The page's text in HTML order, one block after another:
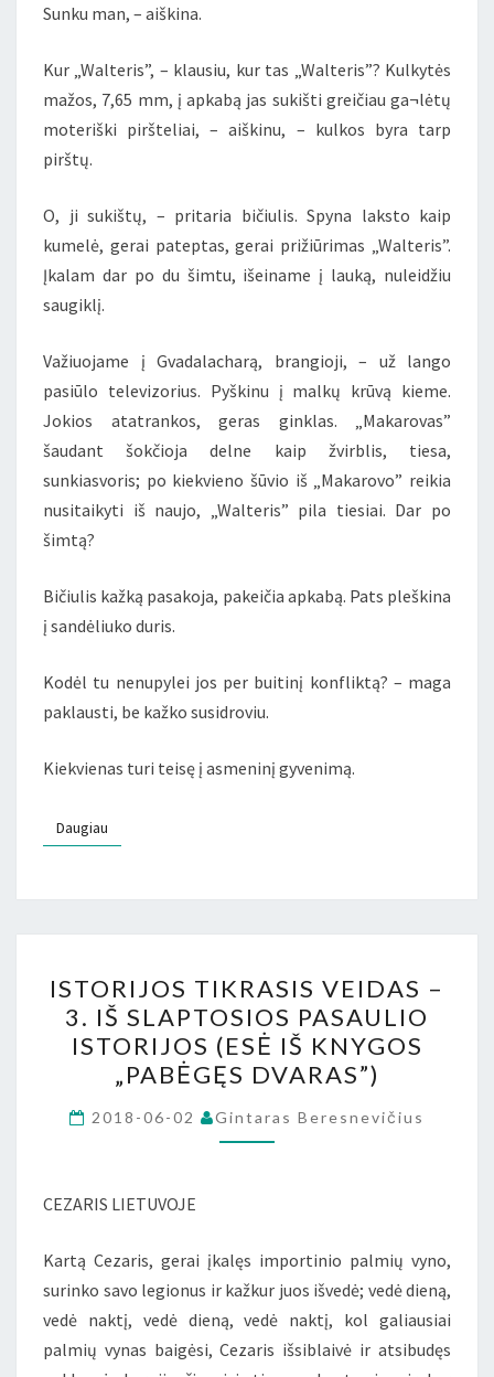
Sunku man, – aiškina.
Kur „Walteris”, – klausiu, kur tas „Walteris”? Kulkytės
mažos, 7,65 mm, į apkabą jas sukišti greičiau ga¬lėtų
moteriški piršteliai, – aiškinu, – kulkos byra tarp
pirštų.
O, ji sukištų, – pritaria bičiulis. Spyna laksto kaip
kumelė, gerai pateptas, gerai prižiūrimas „Walteris”.
Įkalam dar po du šimtu, išeiname į lauką, nuleidžiu
saugiklį.
Važiuojame į Gvadalacharą, brangioji, – už lango
pasiūlo televizorius. Pyškinu į malkų krūvą kieme.
Jokios atatrankos, geras ginklas. „Makarovas”
šaudant šokčioja delne kaip žvirblis, tiesa,
sunkiasvoris; po kiekvieno šūvio iš „Makarovo” reikia
nusitaikyti iš naujo, „Walteris” pila tiesiai. Dar po
šimtą?
Bičiulis kažką pasakoja, pakeičia apkabą. Pats pleškina
į sandėliuko duris.
Kodėl tu nenupylei jos per buitinį konfliktą? – maga
paklausti, be kažko susidroviu.
Kiekvienas turi teisę į asmeninį gyvenimą.
Daugiau
TIKRASIS
VEIDAS
–
3.
IŠ
SLAPTOSIOS
IŠ
KNYGOS
„PABĖGĘS
DVARAS”)
ISTORIJOS TIKRASIS VEIDAS –
3. IŠ SLAPTOSIOS PASAULIO
ISTORIJOS (ESĖ IŠ KNYGOS
„PABĖGĘS DVARAS”)
2018-06-02 Gintaras Beresnevičius
CEZARIS LIETUVOJE
Kartą Cezaris, gerai įkalęs importinio palmių vyno,
surinko savo legionus ir kažkur juos išvedė; vedė dieną,
vedė naktį, vedė dieną, vedė naktį, kol galiausiai
palmių vynas baigėsi, Cezaris išsiblaivė ir atsibudęs